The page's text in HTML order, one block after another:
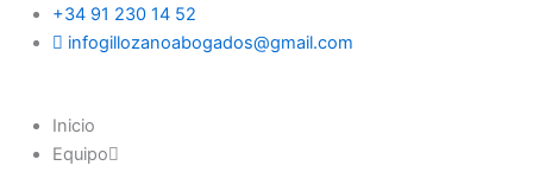
+34 91 230 14 52
infogillozanoabogados@gmail.com
Inicio
Equipo